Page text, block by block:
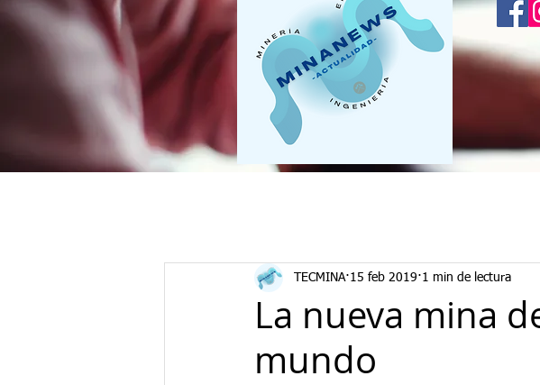
La nueva mina
mundo
TECMINA 15 feb 2019 1 min de lectura